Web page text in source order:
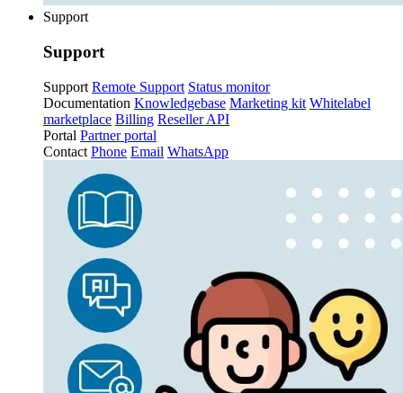
Support
Support
Support Remote Support Status monitor
Documentation Knowledgebase Marketing kit Whitelabel
marketplace Billing Reseller API
Portal Partner portal
Contact Phone Email WhatsApp